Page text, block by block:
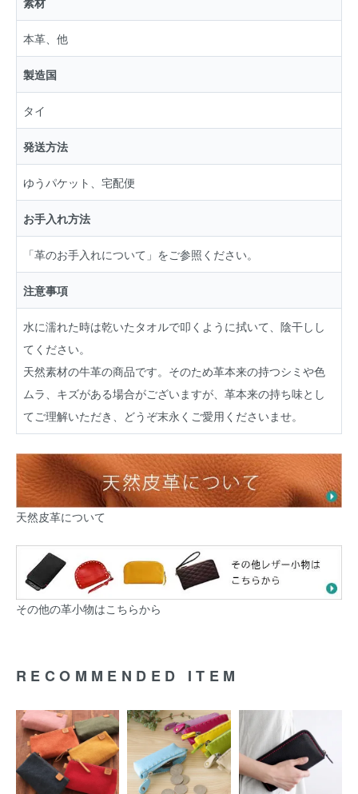
本革、他
製造国
タイ
発送方法
ゆうパケット、宅配便
お手入れ方法
「革のお手入れについて 」をご参照ください。
注意事項
水に濡れた時は乾いたタオルで叩くように拭いて、陰干しし
てください。
天然素材の牛革の商品です。そのため革本来の持つシミや色
ムラ、キズがある場合がございますが、革本来の持ち味とし
てご理解いただき、どうぞ末永くご愛用くださいませ。
天然皮革について
その他の革小物はこちらから
RECOMMENDED ITEM